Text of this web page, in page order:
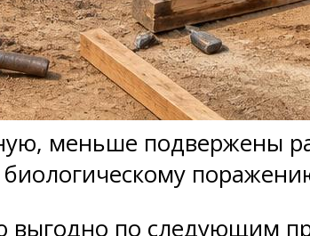
меньше подвержены
выгодно по следующим